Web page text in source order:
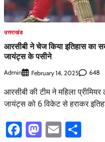
उत्तराखंड
आरसीबी ने चेज किया इतिहास का
जायंट्स के पसीने
Admin February 14, 2025 648
आरसीबी की टीम ने महिला
जायंट्स को 6 विकेट से हराकर
Facebook
Mastodon
Email